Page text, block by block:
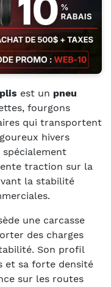
est un pneu
fourgons
qui transportent
hivers
spécialement
traction sur la
la stabilité
une carcasse
des charges
Son profil
et sa forte densité
sur les routes